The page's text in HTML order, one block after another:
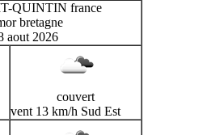
QUINTIN france
bretagne
aout 2026
couvert
vent 13 km/h Sud Est